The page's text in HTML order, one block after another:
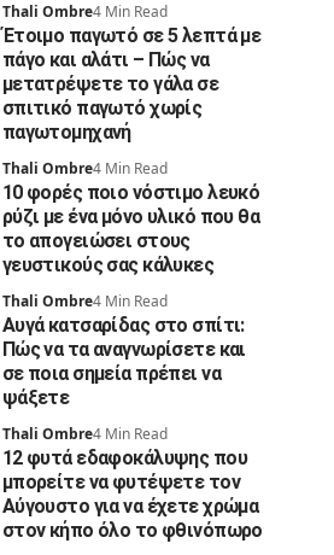
Thali Ombre4 Min Read
Έτοιμο παγωτό σε 5 λεπτά με
πάγο και αλάτι – Πώς να
μετατρέψετε το γάλα σε
σπιτικό παγωτό χωρίς
παγωτομηχανή
Thali Ombre4 Min Read
10 φορές ποιο νόστιμο λευκό
ρύζι με ένα μόνο υλικό που θα
το απογειώσει στους
γευστικούς σας κάλυκες
Thali Ombre4 Min Read
Αυγά κατσαρίδας στο σπίτι:
Πώς να τα αναγνωρίσετε και
σε ποια σημεία πρέπει να
ψάξετε
Thali Ombre4 Min Read
12 φυτά εδαφοκάλυψης που
μπορείτε να φυτέψετε τον
Αύγουστο για να έχετε χρώμα
στον κήπο όλο το φθινόπωρο